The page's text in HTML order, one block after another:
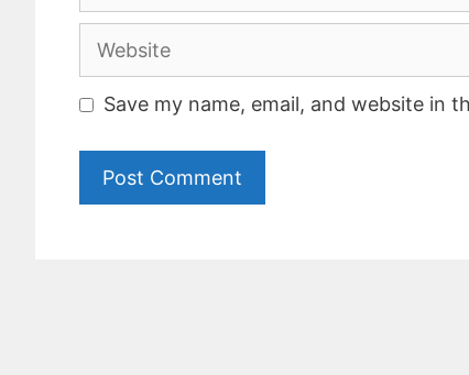
Website
Save my name, email, and website in